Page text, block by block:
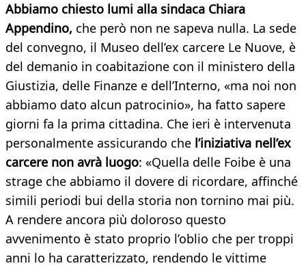
Abbiamo chiesto lumi alla sindaca Chiara
Appendino, che però non ne sapeva nulla. La sede
del convegno, il Museo dell’ex carcere Le Nuove, è
del demanio in coabitazione con il ministero della
Giustizia, delle Finanze e dell’Interno, «ma noi non
abbiamo dato alcun patrocinio», ha fatto sapere
giorni fa la prima cittadina. Che ieri è intervenuta
personalmente assicurando che l’iniziativa nell’ex
carcere non avrà luogo: «Quella delle Foibe è una
strage che abbiamo il dovere di ricordare, affinché
simili periodi bui della storia non tornino mai più.
A rendere ancora più doloroso questo
avvenimento è stato proprio l’oblio che per troppi
anni lo ha caratterizzato, rendendo le vittime